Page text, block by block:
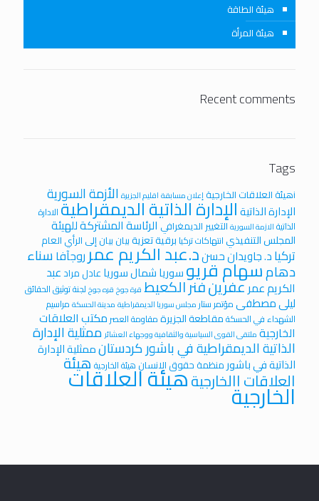
هيئة الطاقة
هيئة المرأة
Recent comments
Tags
iهيئة العلاقات الخارجية إعلان مسابقة اقليم الجزيرة الأزمة السورية
الإدارة الذاتيةالإدارة الذاتية الديمقراطيةالادارة
الذاتية الازمة السوريةالتغيير الديمغرافي الرئاسة المشتركة للهيئة
المجلس التنفيذيانتهاكات تركيا برقية تعزيةبيان بيان إلى الرأي العام
تركياد. جاويدان حسند.عبد الكريم عمرروجآفاسناء
دهامسهام قريوسورياشمال سورياعادل مرادعبد
الكريم عمرعفرينفنر الكعيط قرة جوخ قره جوخ لجنة توثيق الحقائق
ليلى مصطفىمؤتمر ستار مجلس سوريا الديمقراطية مدينة الحسكة مراسيم
الشهداء في الحسكةمقاطعة الجزيرةمقاومة العصرمكتب العلاقات
الخارجية ملتقى القوى السياسية والثقافية ووجهاء العشائر ممثلية الإدارة
الذاتية الديمقراطية في باشور كردستانممثلية الإدارة
الذاتية في باشور منظمة حقوق الانسان هيئة الخارجية هيئة
العلاقات االخارجيةهيئة العلاقات الخارجية